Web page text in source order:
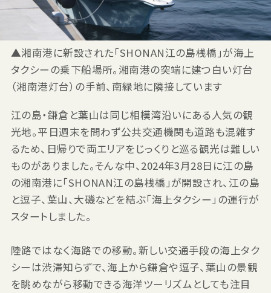
▲湘南港に新設された「SHONAN江の島桟橋」が海上
タクシーの乗下船場所。湘南港の突端に建つ白い灯台
（湘南港灯台）の手前、南緑地に隣接しています
江の島・鎌倉と葉山は同じ相模湾沿いにある人気の観
光地。平日週末を問わず公共交通機関も道路も混雑す
るため、日帰りで両エリアをじっくりと巡る観光は難しい
ものがありました。そんな中、2024年3月28日に江の島
の湘南港に「SHONAN江の島桟橋」が開設され、江の島
と逗子、葉山、大磯などを結ぶ「海上タクシー」の運行が
スタートしました。
陸路ではなく海路での移動。新しい交通手段の海上タク
シーは渋滞知らずで、海上から鎌倉や逗子、葉山の景観
を眺めながら移動できる海洋ツーリズムとしても注目